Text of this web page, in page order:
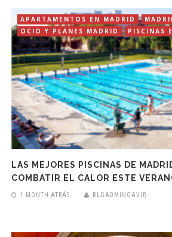
APARTAMENTOS EN MADRID
OCIO Y PLANES MADRID
PISCINAS
LAS MEJORES PISCINAS DE
COMBATIR EL CALOR ESTE
1 MONTH ATRÁS BLGADMINGAVIR